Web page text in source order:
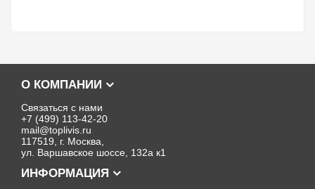
О КОМПАНИИ
Связаться с нами
+7 (499) 113-42-20
mail@toplivis.ru
117519, г. Москва,
ул. Варшавское шоссе, 132а к1
ИНФОРМАЦИЯ